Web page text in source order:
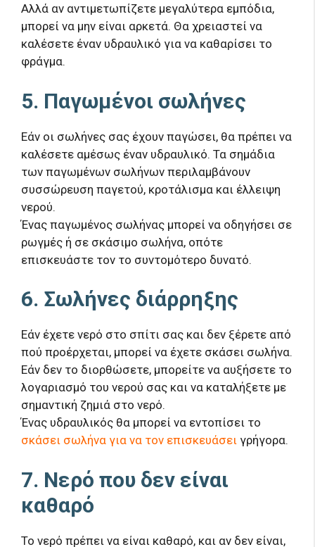
Αλλά αν αντιμετωπίζετε μεγαλύτερα εμπόδια,
μπορεί να μην είναι αρκετά. Θα χρειαστεί να
καλέσετε έναν υδραυλικό για να καθαρίσει το
φράγμα.
5. Παγωμένοι σωλήνες
Εάν οι σωλήνες σας έχουν παγώσει, θα πρέπει να
καλέσετε αμέσως έναν υδραυλικό. Τα σημάδια
των παγωμένων σωλήνων περιλαμβάνουν
συσσώρευση παγετού, κροτάλισμα και έλλειψη
νερού.
Ένας παγωμένος σωλήνας μπορεί να οδηγήσει σε
ρωγμές ή σε σκάσιμο σωλήνα, οπότε
επισκευάστε τον το συντομότερο δυνατό.
6. Σωλήνες διάρρηξης
Εάν έχετε νερό στο σπίτι σας και δεν ξέρετε από
πού προέρχεται, μπορεί να έχετε σκάσει σωλήνα.
Εάν δεν το διορθώσετε, μπορείτε να αυξήσετε το
λογαριασμό του νερού σας και να καταλήξετε με
σημαντική ζημιά στο νερό.
Ένας υδραυλικός θα μπορεί να εντοπίσει το
σκάσει σωλήνα για να τον επισκευάσει γρήγορα.
7. Νερό που δεν είναι
καθαρό
Το νερό πρέπει να είναι καθαρό, και αν δεν είναι,